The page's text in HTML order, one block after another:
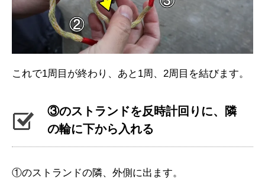
これで1周目が終わり、あと1周、2周目を結びます。
③のストランドを反時計回りに、隣
の輪に下から入れる
①のストランドの隣、外側に出ます。